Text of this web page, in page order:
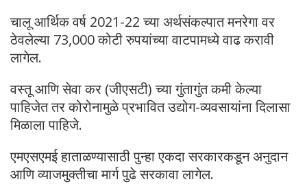
चालू आर्थिक वर्ष 2021-22 च्या अर्थसंकल्पात मनरेगा वर
ठेवलेल्या 73,000 कोटी रुपयांच्या वाटपामध्ये वाढ करावी
लागेल.
वस्तू आणि सेवा कर (जीएसटी) च्या गुंतागुंत कमी केल्या
पाहिजेत तर कोरोनामुळे प्रभावित उद्योग-व्यवसायांना दिलासा
मिळाला पाहिजे.
एमएसएमई हाताळण्यासाठी पुन्हा एकदा सरकारकडून अनुदान
आणि व्याजमुक्तीचा मार्ग पुढे सरकावा लागेल.